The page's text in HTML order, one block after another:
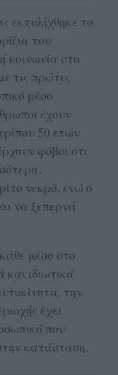
εκτυλίχθηκε το
του
κοινωνία στο
τις πρώτες
μέσο
έχουν
50 ετών
φόβοι ότι
νεκρό, ενώ ο
να ξεπερνά
μέσο στο
ιδιωτικά
την
έχει
που
κατάσταση.